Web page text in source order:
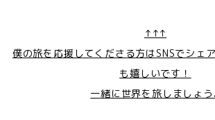
↑↑↑
僕の旅を応援してくださる方はSNSでシェ
も嬉しいです！
一緒に世界を旅しましょ